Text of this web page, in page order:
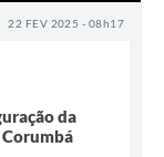
22 FEV 2025 - 08h17
da
Corumbá